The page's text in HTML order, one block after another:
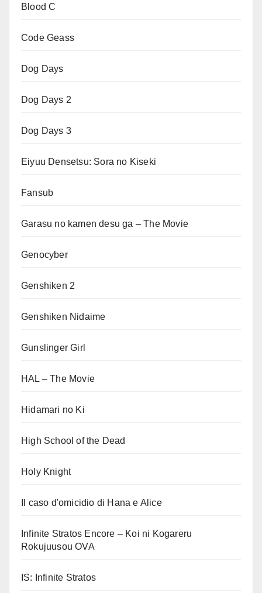
Blood C
Code Geass
Dog Days
Dog Days 2
Dog Days 3
Eiyuu Densetsu: Sora no Kiseki
Fansub
Garasu no kamen desu ga – The Movie
Genocyber
Genshiken 2
Genshiken Nidaime
Gunslinger Girl
HAL – The Movie
Hidamari no Ki
High School of the Dead
Holy Knight
Il caso d'omicidio di Hana e Alice
Infinite Stratos Encore – Koi ni Kogareru
Rokujuusou OVA
IS: Infinite Stratos